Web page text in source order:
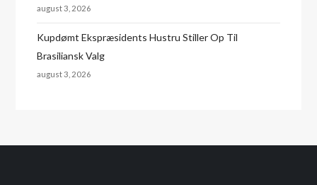
august 3, 2026
Kupdømt Ekspræsidents Hustru Stiller Op Til
Brasiliansk Valg
august 3, 2026